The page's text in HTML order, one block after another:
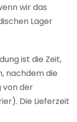
wir das
Lager
ist die Zeit,
nachdem die
von der
Die Lieferzeit